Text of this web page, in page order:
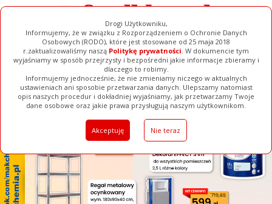
Drogi Użytkowniku,
Informujemy, że w związku z Rozporządzeniem o Ochronie Danych
Osobowych (RODO), które jest stosowane od 25 maja 2018
r.zaktualizowaliśmy naszą Politykę prywatności. W dokumencie tym
wyjaśniamy w sposób przejrzysty i bezpośredni jakie informacje zbieramy i
dlaczego to robimy.
Informujemy jednocześnie, że nie zmieniamy niczego w aktualnych
ustawieniach ani sposobie przetwarzania danych. Ulepszamy natomiast
opis naszych procedur i dokładniej wyjaśniamy, jak przetwarzamy Twoje
dane osobowe oraz jakie prawa przysługują naszym użytkownikom.
Akceptuję Nie teraz
[ ZAMKNIJ ]
Ogłoszenia Filmy Galerie Baza Firm Pełna Wersja